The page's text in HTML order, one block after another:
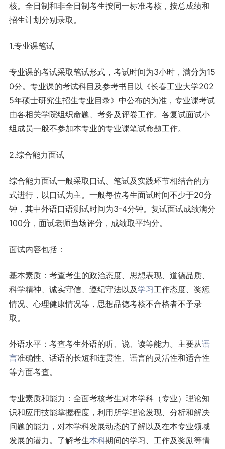
核。全日制和非全日制考生按同一标准考核，按总成绩和
招生计划分别录取。
1.专业课笔试
专业课的考试采取笔试形式，考试时间为3小时，满分为15
0分。专业课的考试科目及参考书目以《长春工业大学202
5年硕士研究生招生专业目录》中公布的为准，专业课考试
由各相关学院组织命题、考务及评卷工作。各复试面试小
组成员一般不参加本专业的专业课笔试命题工作。
2.综合能力面试
综合能力面试一般采取口试、笔试及实践环节相结合的方
式进行，以口试为主。一般每位考生面试时间不少于20分
钟，其中外语口语测试时间为3-4分钟。复试面试成绩满分
100分，面试老师当场评分，成绩取平均分。
面试内容包括：
基本素质：考查考生的政治态度、思想表现、道德品质、
科学精神、诚实守信、遵纪守法以及学习工作态度、奖惩
情况、心理健康情况等，思想品德考核不合格者不予录
取。
外语水平：考查考生外语的听、说、读等能力。主要从语
言准确性、话语的长短和连贯性、语言的灵活性和适合性
等方面考查。
专业素质和能力：全面考核考生对本学科（专业）理论知
识和应用技能掌握程度，利用所学理论发现、分析和解决
问题的能力，对本学科发展动态的了解以及在本专业领域
发展的潜力。了解考生本科期间的学习、工作及奖励等情